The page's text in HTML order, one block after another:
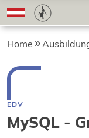
Home
EDV
MySQL -